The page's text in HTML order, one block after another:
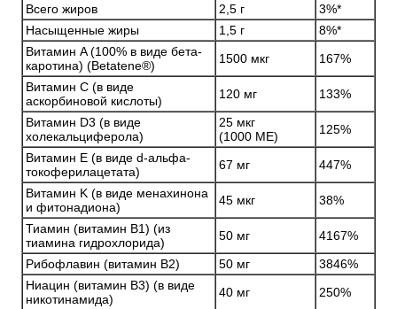
Всего жиров
2,5 г
3%*
Насыщенные жиры
1,5 г
8%*
Витамин A (100% в виде бета-
каротина) (Betatene®)
1500 мкг
167%
Витамин С (в виде
аскорбиновой кислоты)
120 мг
133%
Витамин D3 (в виде
холекальциферола)
25 мкг
(1000 МЕ)
125%
Витамин E (в виде d-альфа-
токоферилацетата)
67 мг
447%
Витамин K (в виде менахинона
и фитонадиона)
45 мкг
38%
Тиамин (витамин B1) (из
тиамина гидрохлорида)
50 мг
4167%
Рибофлавин (витамин B2)
50 мг
3846%
Ниацин (витамин B3) (в виде
никотинамида)
40 мг
250%